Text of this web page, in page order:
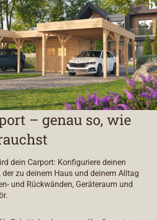
– genau so, wie
dein Carport: Konfiguriere deinen
der zu deinem Haus und deinem Alltag
und Rückwänden, Geräteraum und